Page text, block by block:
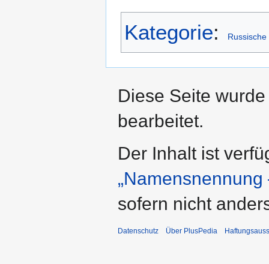
Kategorie:
Diese Seite
bearbeitet.
Der Inhalt ist
sofern nicht
Datenschutz Über PlusPedia